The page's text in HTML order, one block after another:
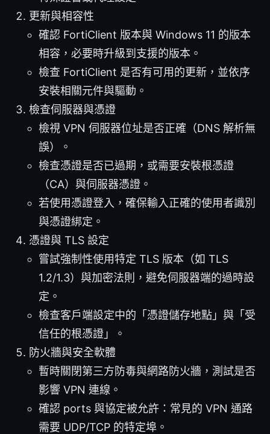
更新與相容性
確認 FortiClient 版本與 Windows 11 的版本
相容，必要時升級到支援的版本。
檢查 FortiClient 是否有可用的更新，並依序
安裝相關元件與驅動。
檢查伺服器與憑證
檢視 VPN 伺服器位址是否正確（DNS 解析無
誤）。
檢查憑證是否已過期，或需要安裝根憑證
（CA）與伺服器憑證。
若使用憑證登入，確保輸入正確的使用者識別
與憑證綁定。
憑證與 TLS 設定
嘗試強制性使用特定 TLS 版本（如 TLS
1.2/1.3）與加密法則，避免伺服器端的過時設
定。
檢查客戶端設定中的「憑證儲存地點」與「受
信任的根憑證」。
防火牆與安全軟體
暫時關閉第三方防毒與網路防火牆，測試是否
影響 VPN 連線。
確認 ports 與協定被允許：常見的 VPN 通路
需要 UDP/TCP 的特定埠。